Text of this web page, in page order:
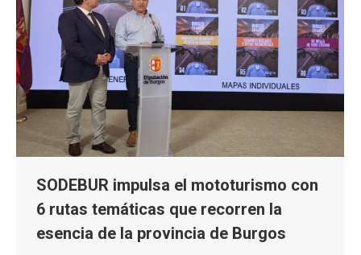
SODEBUR impulsa el mototurismo con
6 rutas temáticas que recorren la
esencia de la provincia de Burgos